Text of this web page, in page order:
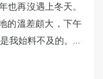
也再沒遇上冬天。
的溫差頗大，下午
我始料不及的。…